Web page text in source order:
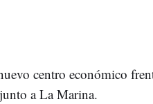
centro económico
a La Marina.